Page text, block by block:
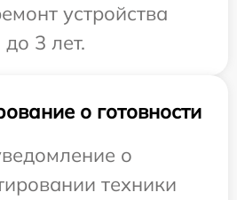
устройства
3 лет.
о готовности
о
техники